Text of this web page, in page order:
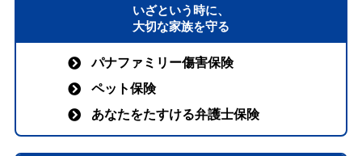
いざという時に、
大切な家族を守る
パナファミリー傷害保険
ペット保険
あなたをたすける弁護士保険